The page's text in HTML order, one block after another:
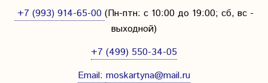
+7 (993) 914-65-00 (Пн-птн: с 10:00 до 19:00; сб, вс -
выходной)
+7 (499) 550-34-05
Email: moskartyna@mail.ru